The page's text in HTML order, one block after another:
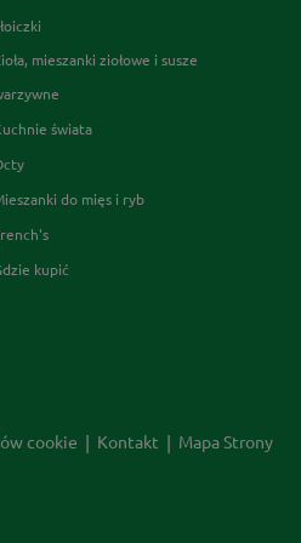
mieszanki ziołowe i susze
świata
do mięs i ryb
kupić
cookie Kontakt Mapa Strony